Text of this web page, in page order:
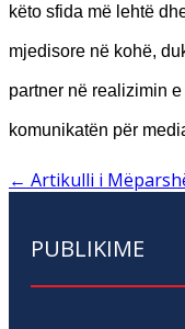
këto sfida më lehtë
mjedisore në kohë,
partner në realizimin
komunikatën për
← Artikulli i
PUBLIKIME